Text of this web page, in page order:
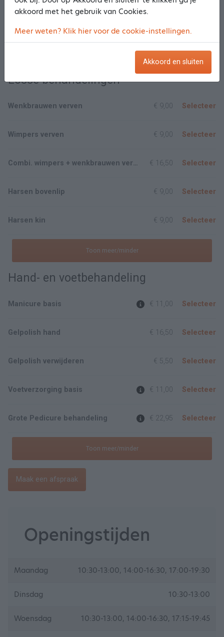
Toon meer/minder
Losse behandelingen
Wenkbrauwen verven € 9,00 Selecteer
Wimpers verven € 9,00 Selecteer
Combi. wimpers + wenkbrauwen verven € 16,50 Selecteer
Harsen bovenlip € 9,00 Selecteer
Harsen kin € 9,00 Selecteer
Toon meer/minder
Hand- en voetbehandeling
Manicure basis € 11,00 Selecteer
Gelpolish hand € 16,50 Selecteer
Gelpolish verwijderen € 5,50 Selecteer
Voetverzorging basis € 11,00 Selecteer
Grote Pedicure behandeling € 22,95 Selecteer
Toon meer/minder
Maak een afspraak
Openingstijden
Maandag 10:30-13:00, 14:00-16:30, 17:00-19:30
Dinsdag 10:30-13:00
Woensdag 10:30-13:00, 14:00-16:30, 17:15-19:45
akkoord met het gebruik van Cookies.
Meer weten? Klik hier voor de cookie-instellingen.
Akkoord en sluiten